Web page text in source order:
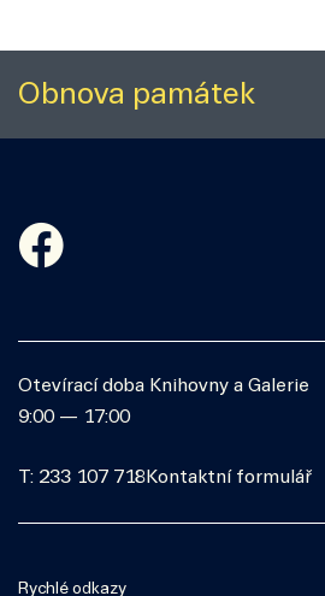
Obnova památek
Otevírací doba Knihovny a Galerie
9:00 — 17:00
T: 233 107 718 Kontaktní formulář
Rychlé odkazy